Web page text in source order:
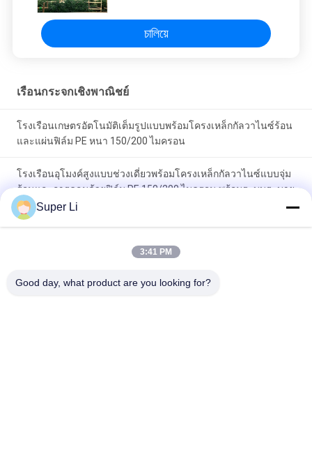
চালিয়ে
เรือนกระจกเชิงพาณิชย์
โรงเรือนเกษตรอัตโนมัติเต็มรูปแบบพร้อมโครงเหล็กกัลวาไนซ์ร้อน
และแผ่นฟิล์ม PE หนา 150/200 ไมครอน
โรงเรือนอุโมงค์สูงแบบช่วงเดี่ยวพร้อมโครงเหล็กกัลวาไนซ์แบบจุ่ม
ร้อนและการคลุมด้วยฟิล์ม PE 150/200 ไมครอน พร้อมระบบระบาย
อากาศแบบม้วนขึ้นด้วยมือหรือไฟฟ้า
แบบจุ่มร้อนและวัสดุคลุมฟิล์ม PE หนา 150/200 ไมครอน พร้อม
Super Li
3:41 PM
Good day, what product are you looking for?